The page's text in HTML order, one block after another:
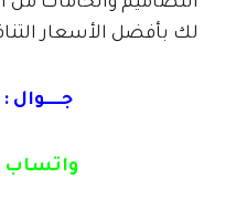
لك بأفضل الأسعار
جـــــوال :